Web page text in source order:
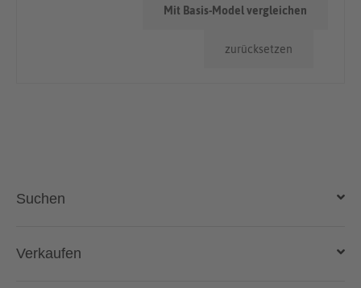
zurücksetzen
Mit Basis-Model vergleichen
Suchen
Auto kaufen
Verkaufen